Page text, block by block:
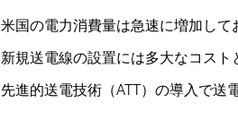
米国の電力消費量は急速に増加し
新規送電線の設置には多大なコスト
先進的送電技術（ATT）の導入で送